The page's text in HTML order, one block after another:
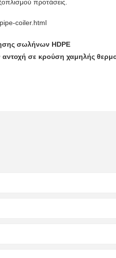
προτάσεις.
coiler.html
σωλήνων HDPE
αντοχή σε κρούση χαμηλής